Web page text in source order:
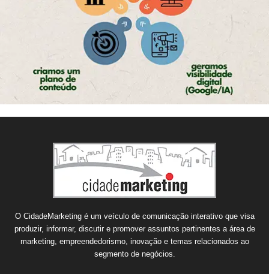
O CidadeMarketing é um veículo de comunicação interativo que visa
produzir, informar, discutir e promover assuntos pertinentes a área de
marketing, empreendedorismo, inovação e temas relacionados ao
segmento de negócios.